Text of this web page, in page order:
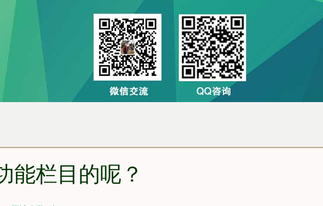
能栏目的呢？